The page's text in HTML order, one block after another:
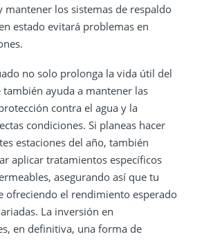
mantener los sistemas de respaldo
estado evitará problemas en
no solo prolonga la vida útil del
ayuda a mantener las
contra el agua y la
condiciones. Si planeas hacer
estaciones del año, también
aplicar tratamientos específicos
asegurando así que tu
ofreciendo el rendimiento esperado
La inversión en
en definitiva, una forma de